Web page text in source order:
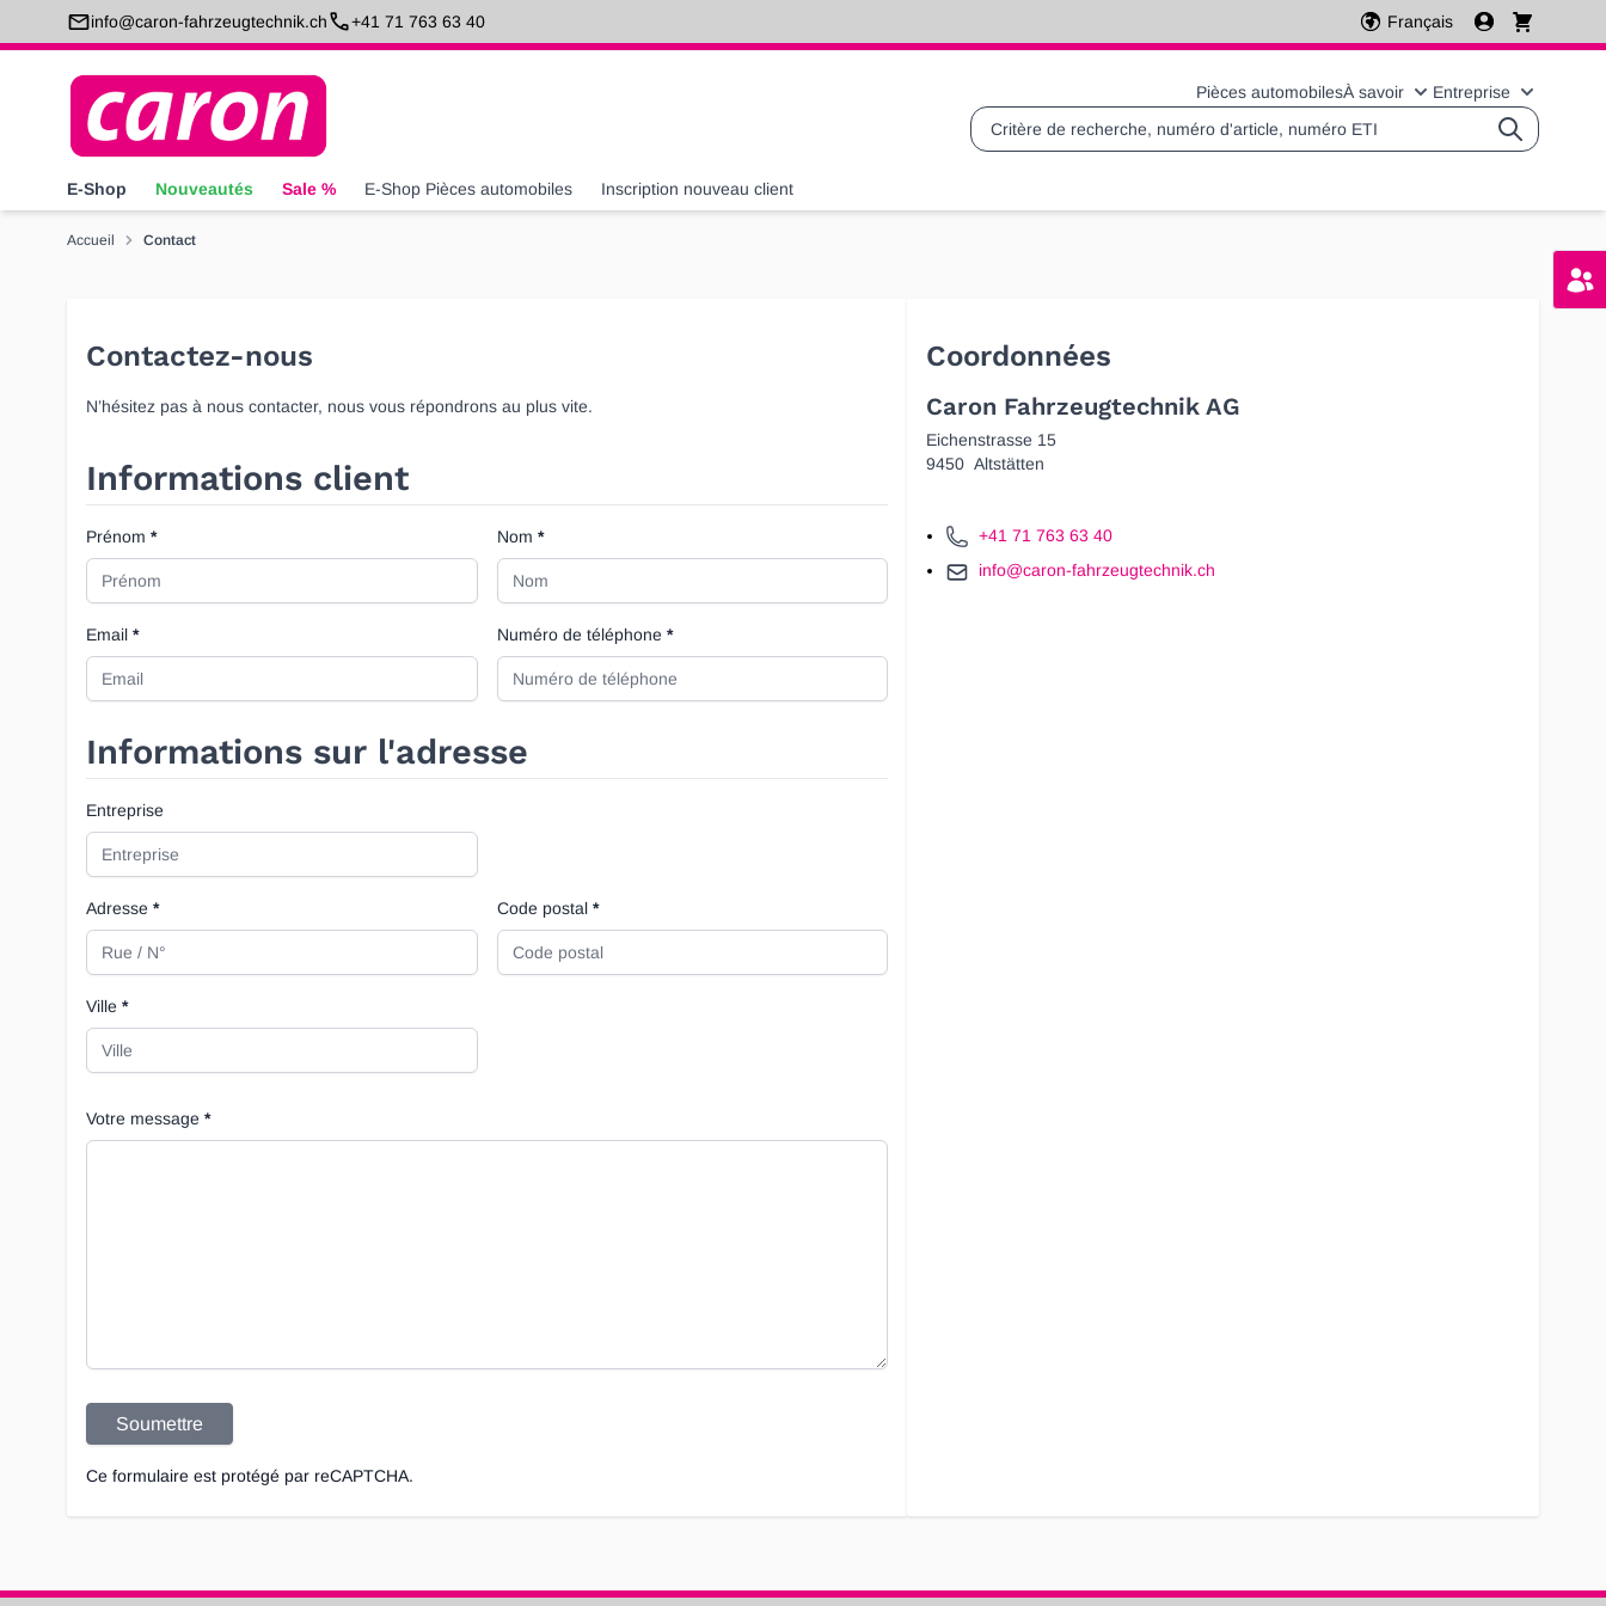
Allez au contenuinfo@caron-fahrzeugtechnik.ch +41 71 763 63 40 Français
Pièces automobilesÀ savoir
Basculer le sous-
Entreprise
Basculer
Recherche
E-Shop Nouveautés Sale % E-Shop Pièces automobiles Inscription nouveau client
Accueil Contact
Contactez-nous
N’hésitez pas à nous contacter, nous vous répondrons au plus vite.
Informations client
Prénom Nom
Email Numéro de téléphone
Informations sur l'adresse
Entreprise
Adresse Code postal
Ville
Votre message
Soumettre
Ce formulaire est protégé par reCAPTCHA.
Coordonnées
Caron Fahrzeugtechnik AG
Eichenstrasse 15
9450 Altstätten
+41 71 763 63 40
info@caron-fahrzeugtechnik.ch